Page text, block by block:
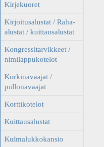
Kirjekuoret
Kirjoitusalustat / Raha-
alustat / kuittausalustat
Kongressitarvikkeet /
nimilappukotelot
Korkinavaajat /
pullonavaajat
Korttikotelot
Kuittausalustat
Kulmalukkokansio